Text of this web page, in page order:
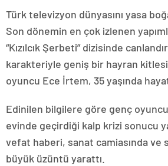
Türk televizyon dünyasını yasa
Son dönemin en çok izlenen
“Kızılcık Şerbeti” dizisinde
karakteriyle geniş bir hayran
oyuncu Ece İrtem, 35 yaşında
Edinilen bilgilere göre genç
evinde geçirdiği kalp krizi sonucu
vefat haberi, sanat camiasında ve
büyük üzüntü yarattı.